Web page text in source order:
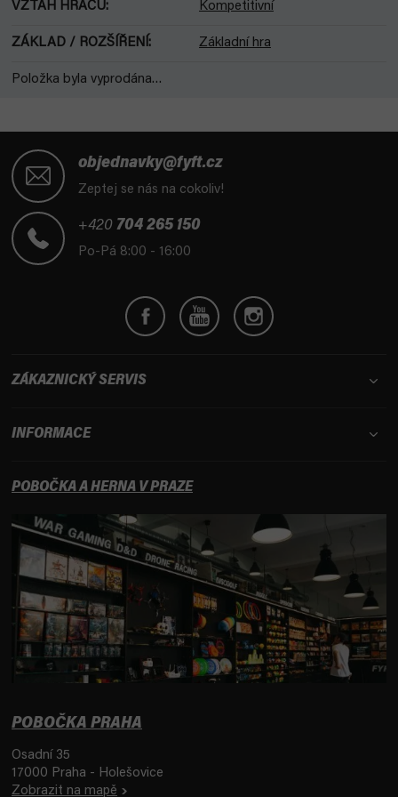
VZTAH HRÁČŮ: Kompetitivní
ZÁKLAD / ROZŠÍŘENÍ: Základní hra
Položka byla vyprodána…
objednavky@fyft.cz
Zeptej se nás na cokoliv!
+420 704 265 150
Po-Pá 8:00 - 16:00
ZÁKAZNICKÝ SERVIS
INFORMACE
POBOČKA A HERNA V PRAZE
POBOČKA PRAHA
Osadní 35
17000 Praha - Holešovice
Zobrazit na mapě